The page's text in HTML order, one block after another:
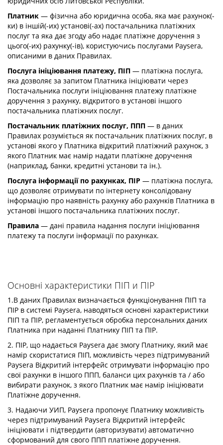
Платник — фізична або юридична особа, яка має рахунок(-
ки) в іншій(-их) установі(-ах) постачальника платіжних
послуг та яка дає згоду або надає платіжне доручення з
цього(-их) рахунку(-ів), користуючись послугами Paysera,
описаними в даних Правилах.
Послуга ініціювання платежу, ПІП — платіжна послуга,
яка дозволяє за запитом Платника ініціювати через
Постачальника послуги ініціювання платежу платіжне
доручення з рахунку, відкритого в установі іншого
постачальника платіжних послуг.
Постачальник платіжних послуг, ППП — в даних
Правилах розуміється як постачальник платіжних послуг, в
установі якого у Платника відкритий платіжний рахунок, з
якого Платник має намір надати платіжне доручення
(наприклад, банки, кредитні установи та ін.).
Послуга інформації по рахунках, ПІР — платіжна послуга,
що дозволяє отримувати по інтернету консолідовану
інформацію про наявність рахунку або рахунків Платника в
установі іншого постачальника платіжних послуг.
Правила — дані правила надання послуги ініціювання
платежу та послуги інформації по рахунках.
Основні характеристики ПІП и ПІР
1.В даних Правилах визначається функціонування ПІП та
ПІР в системі Paysera, наводяться основні характеристики
ПІП та ПІР, регламентується обробка персональних даних
Платника при наданні Платнику ПІП та ПІР.
2. ПІР, що надається Paysera дає змогу Платнику, який має
намір скористатися ПІП, можливість через підтримуваний
Paysera Відкритий інтерфейс отримувати інформацію про
свої рахунки в іншого ППП, баланси цих рахунків та / або
вибирати рахунок, з якого Платник має намір ініціювати
Платіжне доручення.
3. Надаючи УИП, Paysera пропонує Платнику можливість
через підтримуваний Paysera Відкритий інтерфейс
ініціювати і підтвердити (авторизувати) автоматично
сформований для свого ППП платіжне доручення.